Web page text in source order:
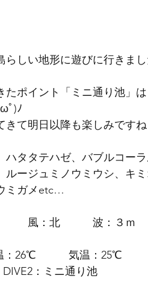
らしい地形に遊びに行きま
たポイント「ミニ通り池」
ﾟ)ﾉ
きて明日以降も楽しみですね
ハタタテハゼ、バブルコー
ルージュミノウミウシ、キ
ミガメetc…
　　風：北　　　波：３ｍ
：26℃　　　気温：25℃
：ミニ通り池